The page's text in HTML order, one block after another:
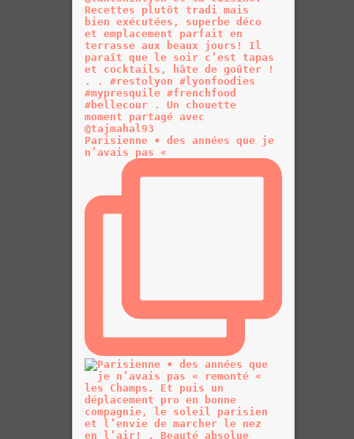
Parisienne • des années que je
n’avais pas «